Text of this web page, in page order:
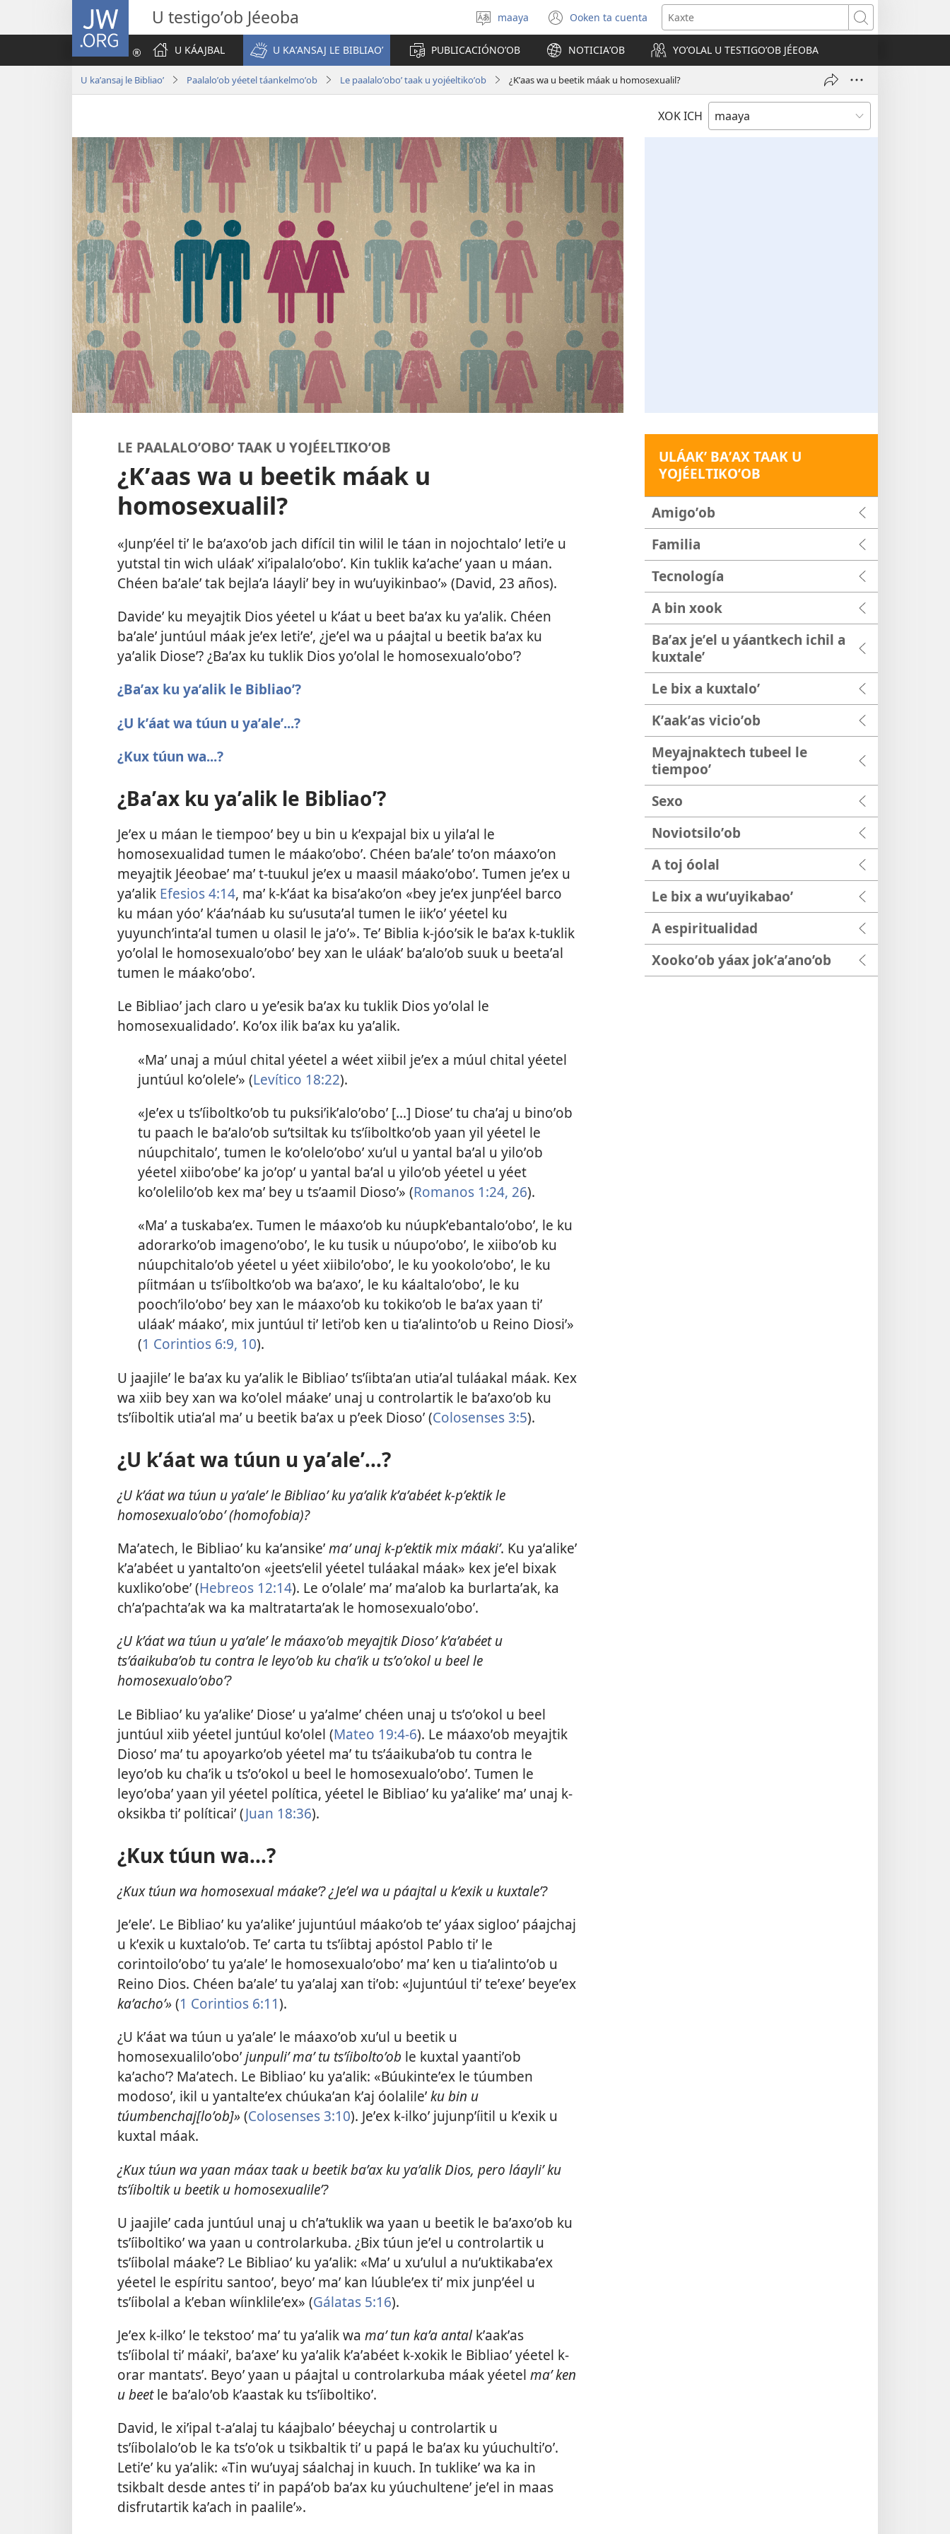
JW.ORG U testigoʼob Jéeoba
Yéey
u
idiomail
maaya Ooken ta cuenta
(opens
new
window)
Kaxte
U KÁAJBAL
U KAʼANSAJ LE BIBLIAOʼ PUBLICACIÓNOʼOB NOTICIAʼOB YOʼOLAL U TESTIGOʼOB JÉEOBA
U kaʼansaj le Bibliaoʼ Paalaloʼob yéetel táankelmoʼob Le paalaloʼoboʼ taak u yojéeltikoʼob ¿Kʼaas wa u beetik máak u homosexualil?
XOK ICH
LE PAALALOʼOBOʼ TAAK U YOJÉELTIKOʼOB
¿Kʼaas wa u beetik máak u
homosexualil?
«Junpʼéel tiʼ le baʼaxoʼob jach difícil tin wilil le táan in nojochtaloʼ letiʼe u
yutstal tin wich uláakʼ xiʼipalaloʼoboʼ. Kin tuklik kaʼacheʼ yaan u máan.
Chéen baʼaleʼ tak bejlaʼa láayliʼ bey in wuʼuyikinbaoʼ» (David, 23 años).
Davideʼ ku meyajtik Dios yéetel u kʼáat u beet baʼax ku yaʼalik. Chéen
baʼaleʼ juntúul máak jeʼex letiʼeʼ, ¿jeʼel wa u páajtal u beetik baʼax ku
yaʼalik Dioseʼ? ¿Baʼax ku tuklik Dios yoʼolal le homosexualoʼoboʼ?
¿Baʼax ku yaʼalik le Bibliaoʼ?
¿U kʼáat wa túun u yaʼaleʼ...?
¿Kux túun wa...?
¿Baʼax ku yaʼalik le Bibliaoʼ?
Jeʼex u máan le tiempooʼ bey u bin u kʼexpajal bix u yilaʼal le
homosexualidad tumen le máakoʼoboʼ. Chéen baʼaleʼ toʼon máaxoʼon
meyajtik Jéeobaeʼ maʼ t-tuukul jeʼex u maasil máakoʼoboʼ. Tumen jeʼex u
yaʼalik Efesios 4:14, maʼ k-kʼáat ka bisaʼakoʼon «bey jeʼex junpʼéel barco
ku máan yóoʼ kʼáaʼnáab ku suʼusutaʼal tumen le iikʼoʼ yéetel ku
yuyunchʼintaʼal tumen u olasil le jaʼoʼ». Teʼ Biblia k-jóoʼsik le baʼax k-tuklik
yoʼolal le homosexualoʼoboʼ bey xan le uláakʼ baʼaloʼob suuk u beetaʼal
tumen le máakoʼoboʼ.
Le Bibliaoʼ jach claro u yeʼesik baʼax ku tuklik Dios yoʼolal le
homosexualidadoʼ. Koʼox ilik baʼax ku yaʼalik.
«Maʼ unaj a múul chital yéetel a wéet xiibil jeʼex a múul chital yéetel
juntúul koʼoleleʼ» (Levítico 18:22).
«Jeʼex u tsʼíiboltkoʼob tu puksiʼikʼaloʼoboʼ [...] Dioseʼ tu chaʼaj u binoʼob
tu paach le baʼaloʼob suʼtsiltak ku tsʼíiboltkoʼob yaan yil yéetel le
núupchitaloʼ, tumen le koʼoleloʼoboʼ xuʼul u yantal baʼal u yiloʼob
yéetel xiiboʼobeʼ ka joʼopʼ u yantal baʼal u yiloʼob yéetel u yéet
koʼoleliloʼob kex maʼ bey u tsʼaamil Diosoʼ» (Romanos 1:24, 26).
«Maʼ a tuskabaʼex. Tumen le máaxoʼob ku núupkʼebantaloʼoboʼ, le ku
adorarkoʼob imagenoʼoboʼ, le ku tusik u núupoʼoboʼ, le xiiboʼob ku
núupchitaloʼob yéetel u yéet xiibiloʼoboʼ, le ku yookoloʼoboʼ, le ku
píitmáan u tsʼíiboltkoʼob wa baʼaxoʼ, le ku káaltaloʼoboʼ, le ku
poochʼiloʼoboʼ bey xan le máaxoʼob ku tokikoʼob le baʼax yaan tiʼ
uláakʼ máakoʼ, mix juntúul tiʼ letiʼob ken u tiaʼalintoʼob u Reino Diosiʼ»
(1 Corintios 6:9, 10).
U jaajileʼ le baʼax ku yaʼalik le Bibliaoʼ tsʼíibtaʼan utiaʼal tuláakal máak. Kex
wa xiib bey xan wa koʼolel máakeʼ unaj u controlartik le baʼaxoʼob ku
tsʼíiboltik utiaʼal maʼ u beetik baʼax u pʼeek Diosoʼ (Colosenses 3:5).
¿U kʼáat wa túun u yaʼaleʼ...?
¿U kʼáat wa túun u yaʼaleʼ le Bibliaoʼ ku yaʼalik kʼaʼabéet k-pʼektik le
homosexualoʼoboʼ (homofobia)?
Maʼatech, le Bibliaoʼ ku kaʼansikeʼmaʼ unaj k-pʼektik mix máakiʼ. Ku yaʼalikeʼ
kʼaʼabéet u yantaltoʼon «jeetsʼelil yéetel tuláakal máak» kex jeʼel bixak
kuxlikoʼobeʼ (Hebreos 12:14). Le oʼolaleʼ maʼ maʼalob ka burlartaʼak, ka
chʼaʼpachtaʼak wa ka maltratartaʼak le homosexualoʼoboʼ.
¿U kʼáat wa túun u yaʼaleʼ le máaxoʼob meyajtik Diosoʼ kʼaʼabéet u
tsʼáaikubaʼob tu contra le leyoʼob ku chaʼik u tsʼoʼokol u beel le
homosexualoʼoboʼ?
Le Bibliaoʼ ku yaʼalikeʼ Dioseʼ u yaʼalmeʼ chéen unaj u tsʼoʼokol u beel
juntúul xiib yéetel juntúul koʼolel (Mateo 19:4-6). Le máaxoʼob meyajtik
Diosoʼ maʼ tu apoyarkoʼob yéetel maʼ tu tsʼáaikubaʼob tu contra le
leyoʼob ku chaʼik u tsʼoʼokol u beel le homosexualoʼoboʼ. Tumen le
leyoʼobaʼ yaan yil yéetel política, yéetel le Bibliaoʼ ku yaʼalikeʼ maʼ unaj k-
oksikba tiʼ políticaiʼ (Juan 18:36).
¿Kux túun wa...?
¿Kux túun wa homosexual máakeʼ? ¿Jeʼel wa u páajtal u kʼexik u kuxtaleʼ?
Jeʼeleʼ. Le Bibliaoʼ ku yaʼalikeʼ jujuntúul máakoʼob teʼ yáax siglooʼ páajchaj
u kʼexik u kuxtaloʼob. Teʼ carta tu tsʼíibtaj apóstol Pablo tiʼ le
corintoiloʼoboʼ tu yaʼaleʼ le homosexualoʼoboʼ maʼ ken u tiaʼalintoʼob u
Reino Dios. Chéen baʼaleʼ tu yaʼalaj xan tiʼob: «Jujuntúul tiʼ teʼexeʼ beyeʼex
kaʼachoʼ»(1 Corintios 6:11).
¿U kʼáat wa túun u yaʼaleʼ le máaxoʼob xuʼul u beetik u
homosexualiloʼoboʼjunpuliʼ maʼ tu tsʼíiboltoʼob le kuxtal yaantiʼob
kaʼachoʼ? Maʼatech. Le Bibliaoʼ ku yaʼalik: «Búukinteʼex le túumben
modosoʼ, ikil u yantalteʼex chúukaʼan kʼaj óolalileʼku bin u
túumbenchaj[loʼob]»(Colosenses 3:10). Jeʼex k-ilkoʼ jujunpʼíitil u kʼexik u
kuxtal máak.
¿Kux túun wa yaan máax taak u beetik baʼax ku yaʼalik Dios, pero láayliʼ ku
tsʼíiboltik u beetik u homosexualileʼ?
U jaajileʼ cada juntúul unaj u chʼaʼtuklik wa yaan u beetik le baʼaxoʼob ku
tsʼíiboltikoʼ wa yaan u controlarkuba. ¿Bix túun jeʼel u controlartik u
tsʼíibolal máakeʼ? Le Bibliaoʼ ku yaʼalik: «Maʼ u xuʼulul a nuʼuktikabaʼex
yéetel le espíritu santooʼ, beyoʼ maʼ kan lúubleʼex tiʼ mix junpʼéel u
tsʼíibolal a kʼeban wíinklileʼex» (Gálatas 5:16).
Jeʼex k-ilkoʼ le tekstooʼ maʼ tu yaʼalik wa maʼ tun kaʼa antalkʼaakʼas
tsʼíibolal tiʼ máakiʼ, baʼaxeʼ ku yaʼalik kʼaʼabéet k-xokik le Bibliaoʼ yéetel k-
orar mantatsʼ. Beyoʼ yaan u páajtal u controlarkuba máak yéetel maʼ ken
u beetle baʼaloʼob kʼaastak ku tsʼíiboltikoʼ.
David, le xiʼipal t-aʼalaj tu káajbaloʼ béeychaj u controlartik u
tsʼíibolaloʼob le ka tsʼoʼok u tsikbaltik tiʼ u papá le baʼax ku yúuchultiʼoʼ.
Letiʼeʼ ku yaʼalik: «Tin wuʼuyaj sáalchaj in kuuch. In tuklikeʼ wa ka in
tsikbalt desde antes tiʼ in papáʼob baʼax ku yúuchulteneʼ jeʼel in maas
disfrutartik kaʼach in paalileʼ».
ULÁAKʼ BAʼAX TAAK U
YOJÉELTIKOʼOB
Amigoʼob
Familia
Tecnología
A bin xook
Baʼax jeʼel u yáantkech ichil a
kuxtaleʼ
Le bix a kuxtaloʼ
Kʼaakʼas vicioʼob
Meyajnaktech tubeel le
tiempooʼ
Sexo
Noviotsiloʼob
A toj óolal
Le bix a wuʼuyikabaoʼ
A espiritualidad
Xookoʼob yáax jokʼaʼano’ob